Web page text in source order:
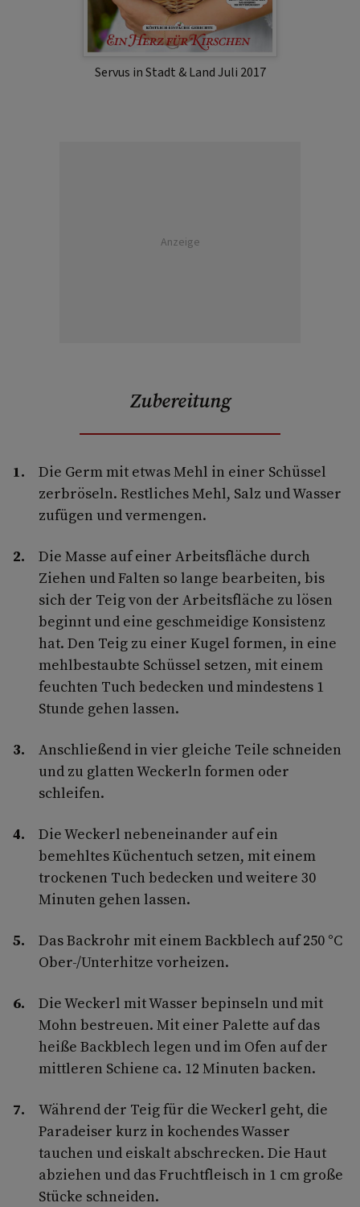
Servus in Stadt & Land Juli 2017
Anzeige
Zubereitung
Die Germ mit etwas Mehl in einer Schüssel
zerbröseln. Restliches Mehl, Salz und Wasser
zufügen und vermengen.
Die Masse auf einer Arbeitsfläche durch
Ziehen und Falten so lange bearbeiten, bis
sich der Teig von der Arbeitsfläche zu lösen
beginnt und eine geschmeidige Konsistenz
hat. Den Teig zu einer Kugel formen, in eine
mehlbestaubte Schüssel setzen, mit einem
feuchten Tuch bedecken und mindestens 1
Stunde gehen lassen.
Anschließend in vier gleiche Teile schneiden
und zu glatten Weckerln formen oder
schleifen.
Die Weckerl nebeneinander auf ein
bemehltes Küchentuch setzen, mit einem
trockenen Tuch bedecken und weitere 30
Minuten gehen lassen.
Das Backrohr mit einem Backblech auf 250 °C
Ober-/Unterhitze vorheizen.
Die Weckerl mit Wasser bepinseln und mit
Mohn bestreuen. Mit einer Palette auf das
heiße Backblech legen und im Ofen auf der
mittleren Schiene ca. 12 Minuten backen.
Während der Teig für die Weckerl geht, die
Paradeiser kurz in kochendes Wasser
tauchen und eiskalt abschrecken. Die Haut
abziehen und das Fruchtfleisch in 1 cm große
Stücke schneiden.